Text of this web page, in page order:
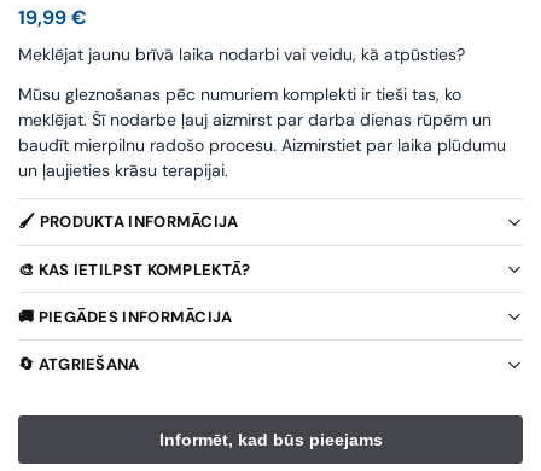
19,99€
Meklējat jaunu brīvā laika nodarbi vai veidu, kā atpūsties?
Mūsu gleznošanas pēc numuriem komplekti ir tieši tas, ko
meklējat. Šī nodarbe ļauj aizmirst par darba dienas rūpēm un
baudīt mierpilnu radošo procesu. Aizmirstiet par laika plūdumu
un ļaujieties krāsu terapijai.
🖌️ PRODUKTA INFORMĀCIJA
🎨 KAS IETILPST KOMPLEKTĀ?
🚚 PIEGĀDES INFORMĀCIJA
🔄 ATGRIEŠANA